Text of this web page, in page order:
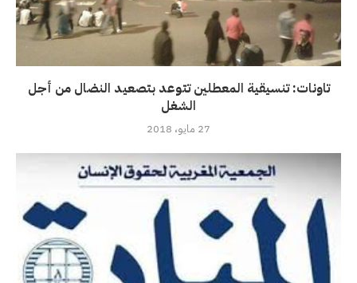
تاونات: تنسيقية المعطلين تتوعد بتصعيد النضال من أجل
الشغل
27 مايو، 2018